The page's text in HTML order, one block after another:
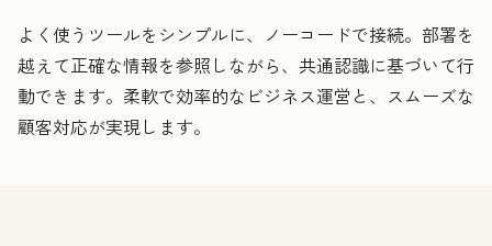
よく使うツールをシンプルに、ノーコードで接続。部署を
越えて正確な情報を参照しながら、共通認識に基づいて行
動できます。柔軟で効率的なビジネス運営と、スムーズな
顧客対応が実現します。